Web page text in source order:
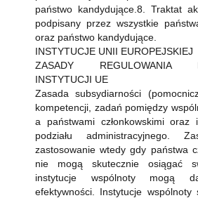
państwo kandydujące.8. Traktat
podpisany przez wszystkie
oraz państwo kandydujące.
INSTYTUCJE UNII EUROPEJSKIEJ
ZASADY REGULOWANIA
INSTYTUCJI UE
Zasada subsydiarności
kompetencji, zadań pomiędzy
a państwami członkowskimi oraz
podziału administracyjnego.
zastosowanie wtedy gdy państwa
nie mogą skutecznie osiągać
instytucje wspólnoty mogą
efektywności. Instytucje wspólnoty